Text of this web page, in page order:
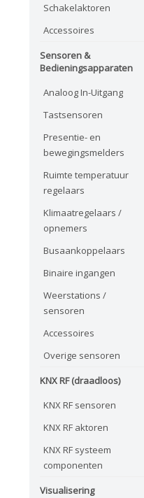
Schakelaktoren
Accessoires
Sensoren &
Bedieningsapparaten
Analoog In-Uitgang
Tastsensoren
Presentie- en
bewegingsmelders
Ruimte temperatuur
regelaars
Klimaatregelaars /
opnemers
Busaankoppelaars
Binaire ingangen
Weerstations /
sensoren
Accessoires
Overige sensoren
KNX RF (draadloos)
KNX RF sensoren
KNX RF aktoren
KNX RF systeem
componenten
Visualisering